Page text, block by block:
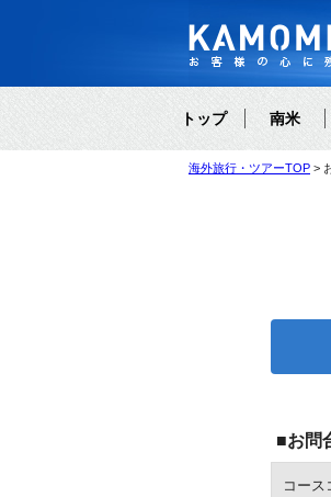
トップ 南米
海外旅行・ツアーTOP
■お問
コース